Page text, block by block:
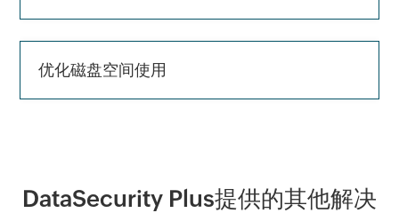
优化磁盘空间使用
DataSecurity Plus提供的其他解决